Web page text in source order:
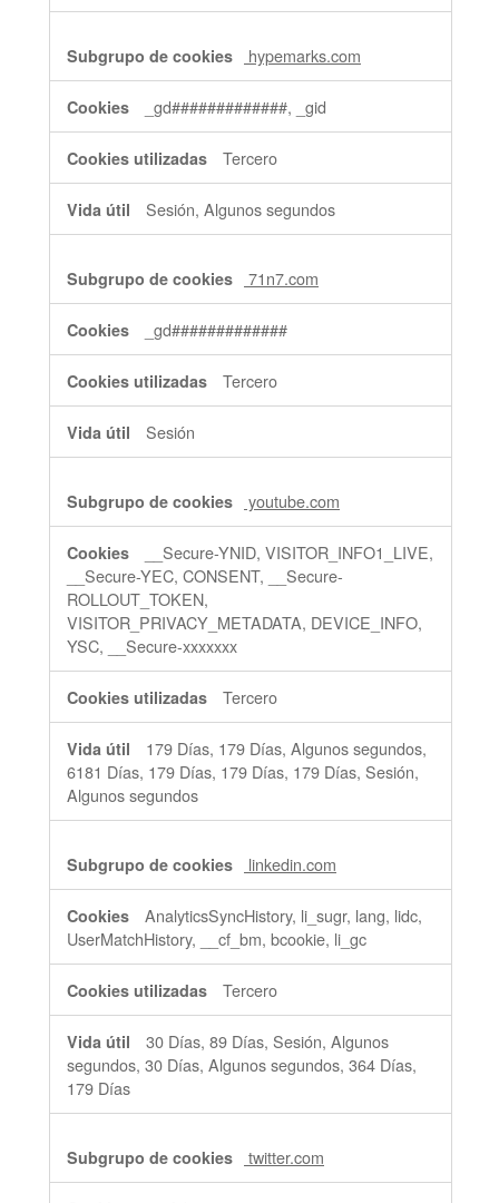
hypemarks.com
_gd#############, _gid
Tercero
Sesión, Algunos segundos
71n7.com
_gd#############
Tercero
Sesión
youtube.com
__Secure-YNID, VISITOR_INFO1_LIVE,
__Secure-YEC, CONSENT, __Secure-
ROLLOUT_TOKEN,
VISITOR_PRIVACY_METADATA, DEVICE_INFO,
YSC, __Secure-xxxxxxx
Tercero
179 Días, 179 Días, Algunos segundos,
6181 Días, 179 Días, 179 Días, 179 Días, Sesión,
Algunos segundos
linkedin.com
AnalyticsSyncHistory, li_sugr, lang, lidc,
UserMatchHistory, __cf_bm, bcookie, li_gc
Tercero
30 Días, 89 Días, Sesión, Algunos
segundos, 30 Días, Algunos segundos, 364 Días,
179 Días
twitter.com